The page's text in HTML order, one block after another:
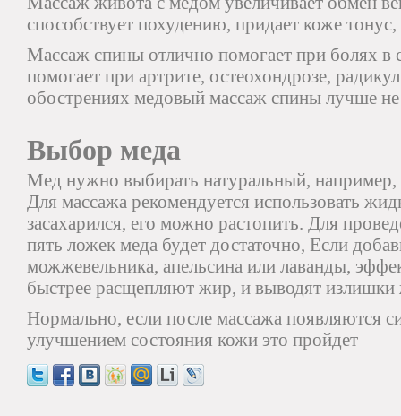
способствует похудению, придает коже тонус,
Массаж спины отлично помогает при болях в
помогает при артрите, остеохондрозе,
обострениях медовый массаж спины лучше не
Выбор меда
Мед нужно выбирать натуральный,
Для массажа рекомендуется использовать
засахарился, его можно растопить. Для
пять ложек меда будет достаточно, Если
можжевельника, апельсина или лаванды,
быстрее расщепляют жир, и выводят излишки
Нормально, если после массажа появляются
улучшением состояния кожи это пройдет